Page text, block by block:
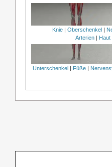
Knie | Oberschenkel |
Arterien | Haut
Unterschenkel| Füße|